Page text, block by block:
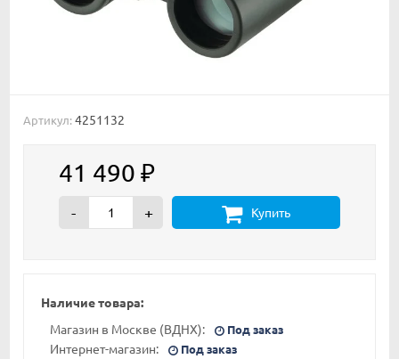
Артикул: 4251132
41 490 ₽
- + Купить
Наличие товара:
Магазин в Москве (ВДНХ):
Под заказ
Интернет-магазин: Под заказ